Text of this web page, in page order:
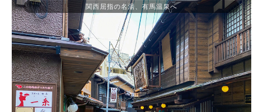
関西屈指の名湯、有馬温泉へ